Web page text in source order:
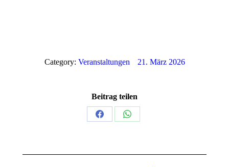
Category: Veranstaltungen 21. März 2026
Beitrag teilen
Share
Share